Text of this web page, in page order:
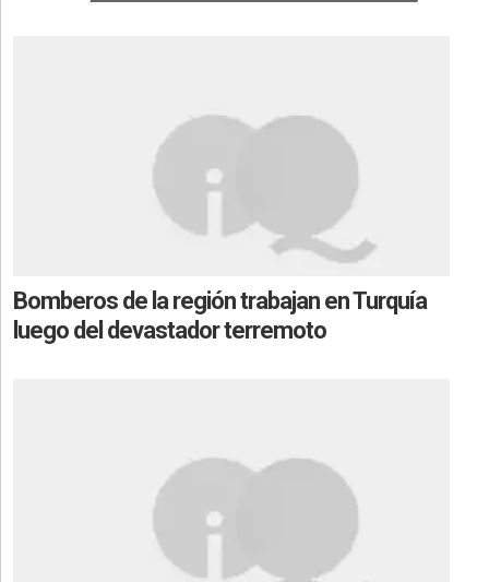
Bomberos de la región trabajan en Turquía
luego del devastador terremoto